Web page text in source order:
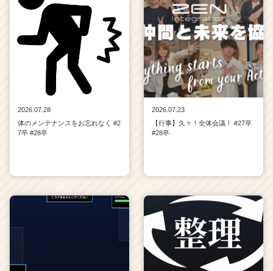
2026.07.28
体のメンテナンスをお忘れなく #2
7卒 #28卒
2026.07.23
【行事】久々！全体会議！ #27卒
#28卒